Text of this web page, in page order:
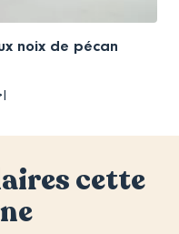
noix de pécan
cette